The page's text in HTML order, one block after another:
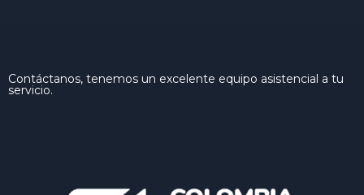
Contáctanos, tenemos un excelente equipo asistencial a tu
servicio.